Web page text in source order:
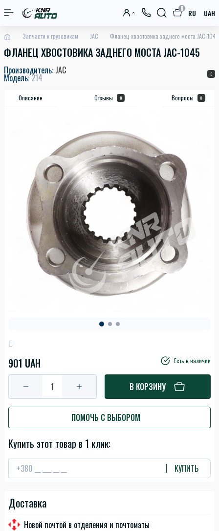
0 RU UAH
Запчасти к грузовикам JAC Фланец хвостовика заднего моста JAC-1045
ФЛАНЕЦ ХВОСТОВИКА ЗАДНЕГО МОСТА JAC-1045
Производитель: JAC
Модель:214 0
Описание Отзывы 0 Вопросы 0
901 UAH Есть в наличии
В КОРЗИНУ
ПОМОЧЬ С ВЫБОРОМ
Купить этот товар в 1 клик:
КУПИТЬ
Доставка
Новой почтой в отделения и почтоматы